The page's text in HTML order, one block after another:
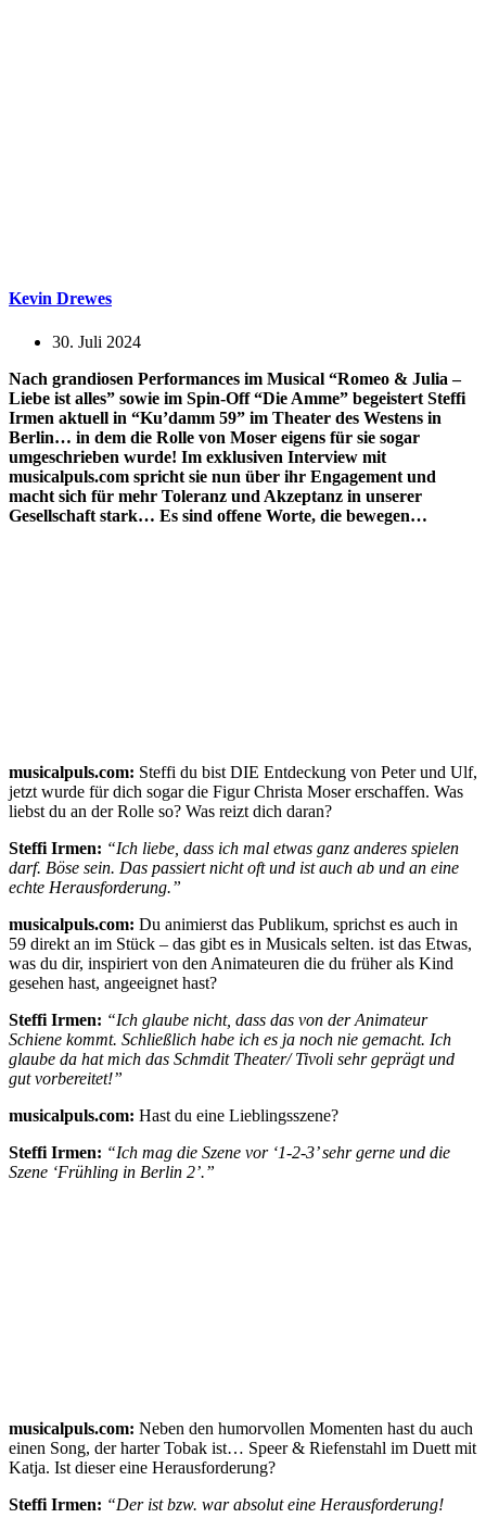
Kevin Drewes
30. Juli 2024
Nach grandiosen Performances im Musical “Romeo & Julia –
Liebe ist alles” sowie im Spin-Off “Die Amme” begeistert Steffi
Irmen aktuell in “Ku’damm 59” im Theater des Westens in
Berlin… in dem die Rolle von Moser eigens für sie sogar
umgeschrieben wurde! Im exklusiven Interview mit
musicalpuls.com spricht sie nun über ihr Engagement und
macht sich für mehr Toleranz und Akzeptanz in unserer
Gesellschaft stark… Es sind offene Worte, die bewegen…
musicalpuls.com: Steffi du bist DIE Entdeckung von Peter und Ulf,
jetzt wurde für dich sogar die Figur Christa Moser erschaffen. Was
liebst du an der Rolle so? Was reizt dich daran?
Steffi Irmen: “Ich liebe, dass ich mal etwas ganz anderes spielen
darf. Böse sein. Das passiert nicht oft und ist auch ab und an eine
echte Herausforderung.”
musicalpuls.com: Du animierst das Publikum, sprichst es auch in
59 direkt an im Stück – das gibt es in Musicals selten. ist das Etwas,
was du dir, inspiriert von den Animateuren die du früher als Kind
gesehen hast, angeeignet hast?
Steffi Irmen: “Ich glaube nicht, dass das von der Animateur
Schiene kommt. Schließlich habe ich es ja noch nie gemacht. Ich
glaube da hat mich das Schmdit Theater/ Tivoli sehr geprägt und
gut vorbereitet!”
musicalpuls.com: Hast du eine Lieblingsszene?
Steffi Irmen: “Ich mag die Szene vor ‘1-2-3’ sehr gerne und die
Szene ‘Frühling in Berlin 2’.”
musicalpuls.com: Neben den humorvollen Momenten hast du auch
einen Song, der harter Tobak ist… Speer & Riefenstahl im Duett mit
Katja. Ist dieser eine Herausforderung?
Steffi Irmen: “Der ist bzw. war absolut eine Herausforderung!